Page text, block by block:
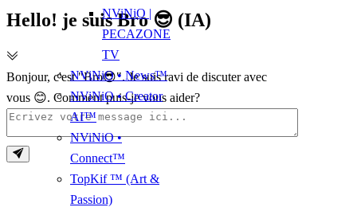
Hello! je suis Bro 😎 (IA)
Bonjour, c'est "Bro😎". Je suis ravi de discuter avec
vous 😊. Comment puis-je vous aider?
NViNiO |
PECAZONE
TV
NViNiO • News™
NViNiO • Creator
AI™
NViNiO •
Connect™
TopKif ™ (Art &
Passion)